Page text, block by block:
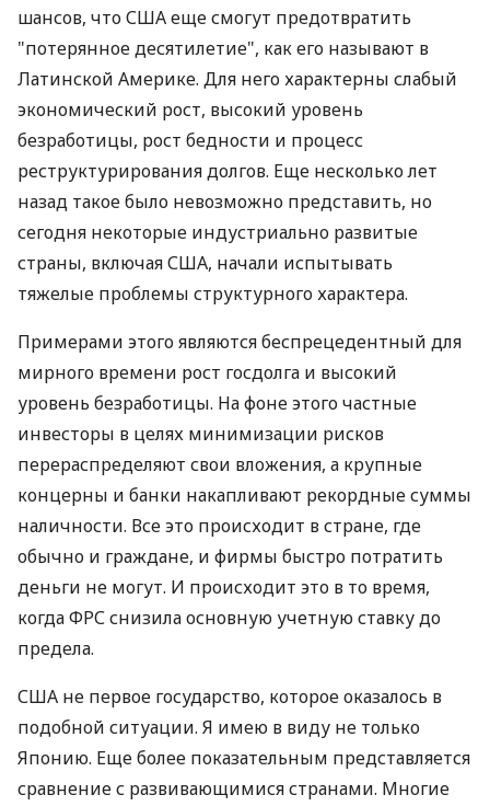
шансов, что США еще смогут предотвратить
"потерянное десятилетие", как его называют в
Латинской Америке. Для него характерны слабый
экономический рост, высокий уровень
безработицы, рост бедности и процесс
реструктурирования долгов. Еще несколько лет
назад такое было невозможно представить, но
сегодня некоторые индустриально развитые
страны, включая США, начали испытывать
тяжелые проблемы структурного характера.
Примерами этого являются беспрецедентный для
мирного времени рост госдолга и высокий
уровень безработицы. На фоне этого частные
инвесторы в целях минимизации рисков
перераспределяют свои вложения, а крупные
концерны и банки накапливают рекордные суммы
наличности. Все это происходит в стране, где
обычно и граждане, и фирмы быстро потратить
деньги не могут. И происходит это в то время,
когда ФРС снизила основную учетную ставку до
предела.
США не первое государство, которое оказалось в
подобной ситуации. Я имею в виду не только
Японию. Еще более показательным представляется
сравнение с развивающимися странами. Многие